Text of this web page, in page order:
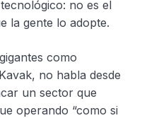
no es el
la gente lo adopte.
como
no habla desde
un sector que
operando “como si